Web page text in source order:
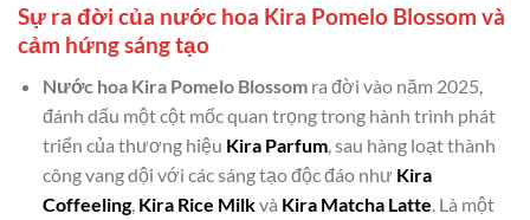
Sự ra đời của nước hoa Kira Pomelo Blossom và
cảm hứng sáng tạo
Nước hoa Kira Pomelo Blossomra đời vào năm 2025,
đánh dấu một cột mốc quan trọng trong hành trình phát
triển của thương hiệu Kira Parfum, sau hàng loạt thành
công vang dội với các sáng tạo độc đáo như Kira
Coffeeling, Kira Rice Milkvà Kira Matcha Latte. Là một